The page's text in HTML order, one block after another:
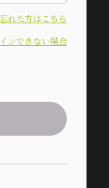
れた方はこちら
ンできない場合